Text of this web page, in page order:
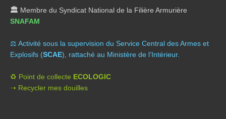
🏛️ Membre du Syndicat National de la Filière Armurière
SNAFAM
⚖️ Activité sous la supervision du Service Central des Armes et
Explosifs (SCAE), rattaché au Ministère de l’Intérieur.
♻️ Point de collecte ECOLOGIC
➝ Recycler mes douilles